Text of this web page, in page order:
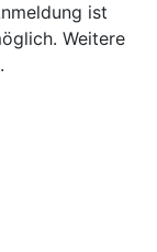
ist
Weitere